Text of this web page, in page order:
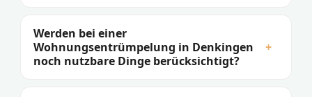
Werden bei einer
Wohnungsentrümpelung in Denkingen
noch nutzbare Dinge berücksichtigt?
+